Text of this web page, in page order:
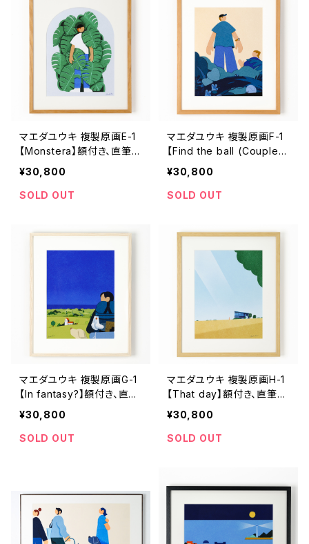
マエダユウキ 複製原画E-1
【Monstera】額付き、直筆サ
イン入り
¥30,800
SOLD OUT
マエダユウキ 複製原画F-1
【Find the ball (Couple)】
額付き、直筆サイン入り
¥30,800
SOLD OUT
マエダユウキ 複製原画G-1
【In fantasy?】額付き、直筆
サイン入り
¥30,800
SOLD OUT
マエダユウキ 複製原画H-1
【That day】額付き、直筆サ
イン入り
¥30,800
SOLD OUT